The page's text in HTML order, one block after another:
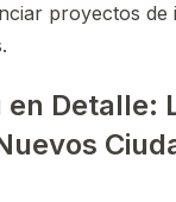
proyectos
Detalle: